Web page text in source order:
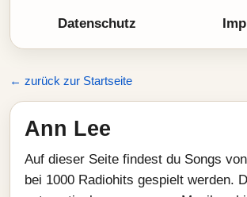
Datenschutz
← zurück zur Startseite
Ann Lee
Auf dieser Seite findest du Songs
bei 1000 Radiohits gespielt werden.